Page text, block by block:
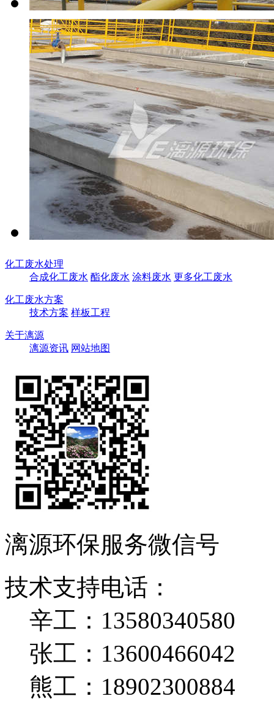
化工废水处理
合成化工废水 酯化废水 涂料废水 更多化工废水
化工废水方案
技术方案 样板工程
关于漓源
漓源资讯 网站地图
漓源环保服务微信号
技术支持电话：
辛工：13580340580
张工：13600466042
熊工：18902300884